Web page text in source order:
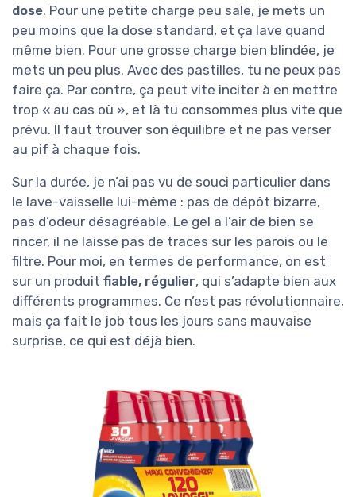
dose. Pour une petite charge peu sale, je mets un
peu moins que la dose standard, et ça lave quand
même bien. Pour une grosse charge bien blindée, je
mets un peu plus. Avec des pastilles, tu ne peux pas
faire ça. Par contre, ça peut vite inciter à en mettre
trop « au cas où », et là tu consommes plus vite que
prévu. Il faut trouver son équilibre et ne pas verser
au pif à chaque fois.
Sur la durée, je n’ai pas vu de souci particulier dans
le lave-vaisselle lui-même : pas de dépôt bizarre,
pas d’odeur désagréable. Le gel a l’air de bien se
rincer, il ne laisse pas de traces sur les parois ou le
filtre. Pour moi, en termes de performance, on est
sur un produit fiable, régulier, qui s’adapte bien aux
différents programmes. Ce n’est pas révolutionnaire,
mais ça fait le job tous les jours sans mauvaise
surprise, ce qui est déjà bien.